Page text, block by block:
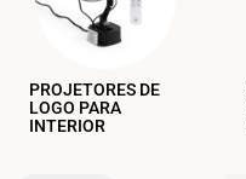
PROJETORES DE
LOGO PARA
INTERIOR